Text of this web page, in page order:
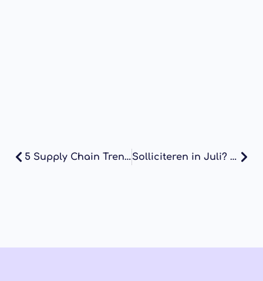
5 Supply Chain Trends in 2025 Solliciteren in Juli? Ja dus. Waarom Nu Juist Wel het Moment is Om te Bewegen